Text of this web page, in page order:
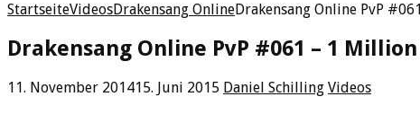
StartseiteVideosDrakensang OnlineDrakensang Online PvP
Drakensang Online PvP #061 – 1
11. November 201415. Juni 2015 Daniel Schilling Videos